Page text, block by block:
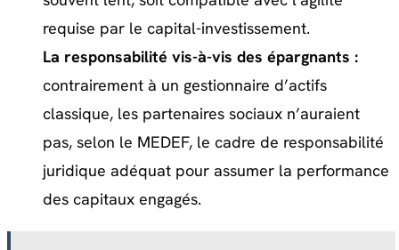
requise par le capital-investissement.
La responsabilité vis-à-vis des épargnants :
contrairement à un gestionnaire d’actifs
classique, les partenaires sociaux n’auraient
pas, selon le MEDEF, le cadre de responsabilité
juridique adéquat pour assumer la performance
des capitaux engagés.